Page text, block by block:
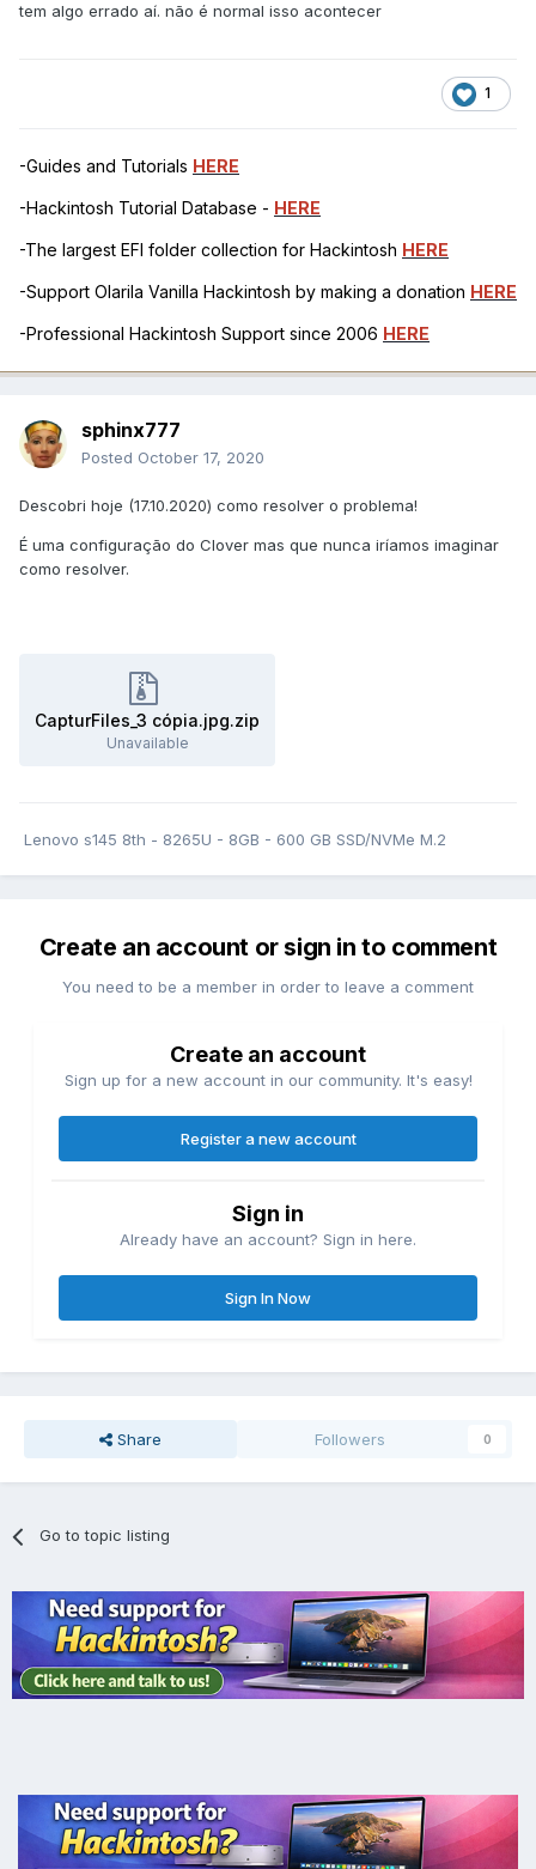
tem algo errado aí. não é normal isso acontecer
1
-Guides and Tutorials HERE
-Hackintosh Tutorial Database - HERE
-The largest EFI folder collection for Hackintosh HERE
-Support Olarila Vanilla Hackintosh by making a donation HERE
-Professional Hackintosh Support since 2006 HERE
sphinx777
Posted October 17, 2020
Descobri hoje (17.10.2020) como resolver o problema!
É uma configuração do Clover mas que nunca iríamos imaginar
como resolver.
CapturFiles_3 cópia.jpg.zip
Unavailable
Lenovo s145 8th - 8265U - 8GB - 600 GB SSD/NVMe M.2
Create an account or sign in to comment
You need to be a member in order to leave a comment
Create an account
Sign up for a new account in our community. It's easy!
Register a new account
Sign in
Already have an account? Sign in here.
Sign In Now
Share Followers 0
Go to topic listing